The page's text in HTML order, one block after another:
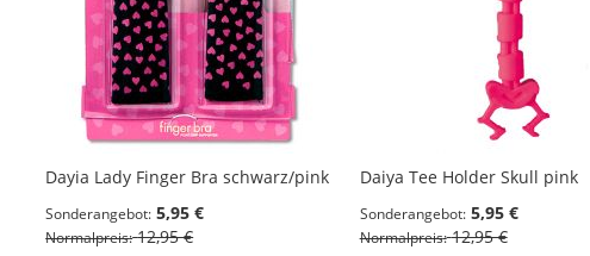
Dayia Lady Finger Bra schwarz/pink
Sonderangebot 5,95 €
Normalpreis 12,95 €
Daiya Tee Holder Skull pink
Sonderangebot 5,95 €
Normalpreis 12,95 €